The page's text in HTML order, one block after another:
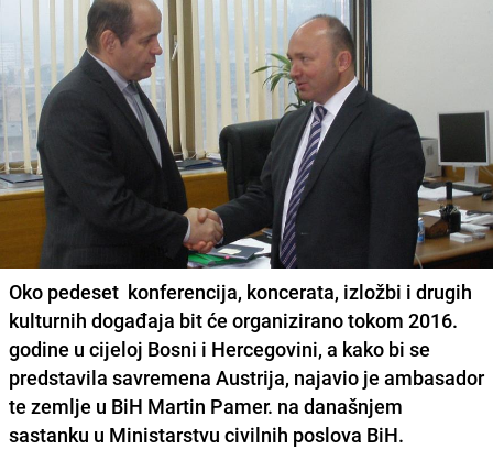
Oko pedeset konferencija, koncerata, izložbi i drugih
kulturnih događaja bit će organizirano tokom 2016.
godine u cijeloj Bosni i Hercegovini, a kako bi se
predstavila savremena Austrija, najavio je ambasador
te zemlje u BiH Martin Pamer. na današnjem
sastanku u Ministarstvu civilnih poslova BiH.